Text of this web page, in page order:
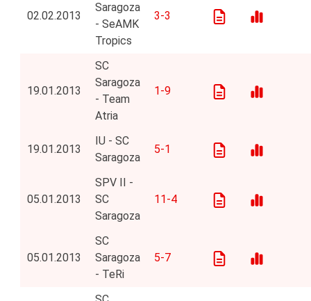
02.02.2013
Saragoza
- SeAMK
Tropics
3-3
19.01.2013
SC
Saragoza
- Team
Atria
1-9
19.01.2013
IU - SC
Saragoza
5-1
05.01.2013
SPV II -
SC
Saragoza
11-4
05.01.2013
SC
Saragoza
- TeRi
5-7